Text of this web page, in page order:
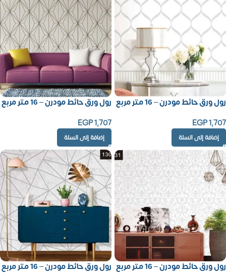
رول ورق حائط مودرن – 16 متر مربع
EGP1,707
إضافة إلى السلة
رول ورق حائط مودرن – 16 متر مربع
EGP1,707
إضافة إلى السلة
رول ورق حائط مودرن – 16 متر مربع رول ورق حائط مودرن – 16 متر مربع